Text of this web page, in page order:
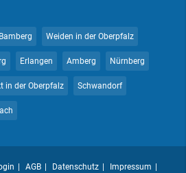
Bamberg Weiden in der Oberpfalz
Erlangen Amberg Nürnberg
in der Oberpfalz Schwandorf
AGB Datenschutz Impressum